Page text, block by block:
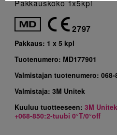
Pakkauskoko 1x5kpl
2797
Pakkaus: 1 x 5 kpl
Tuotenumero: MD177901
Valmistajan tuotenumero: 068-
Valmistaja: 3M Unitek
Kuuluu tuotteeseen: 3M
+068-850:2-tuubi 0°T/0°off